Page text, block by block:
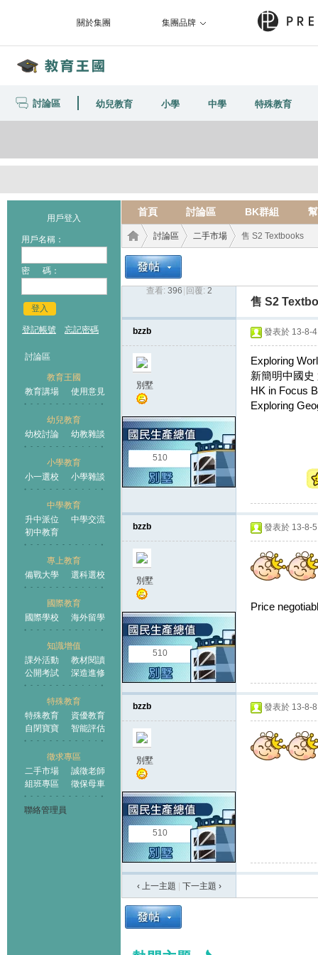
關於集團 集團品牌
討論區 幼兒教育 小學 中學 特殊教育
用戶登入
用戶名稱：
密 碼：
登入
登記帳號 忘記密碼
討論區
教育王國
教育講場
使用意見
幼兒教育
幼校討論
幼教雜談
小學教育
小一選校
小學雜談
中學教育
升中派位
中學交流
初中教育
專上教育
備戰大學
選科選校
國際教育
國際學校
海外留學
知識增值
課外活動
教材閱讀
公開考試
深造進修
特殊教育
特殊教育
資優教育
自閉寶寶
智能評估
徵求專區
二手市場
誠徵老師
組班專區
徵保母車
聯絡管理員
首頁 討論區 BK群組
王國
討論區
›
二手市場 售 S2 Textbooks
查看: 396 回覆: 2
售 S2
bzzb
別墅
510
發表於 13-8-
Exploring
新簡明中國史
HK in Focus
Exploring
bzzb
別墅
510
發表於 13-8-
Price
bzzb
別墅
510
發表於 13-8-
‹ 上一主題 下一主題 ›